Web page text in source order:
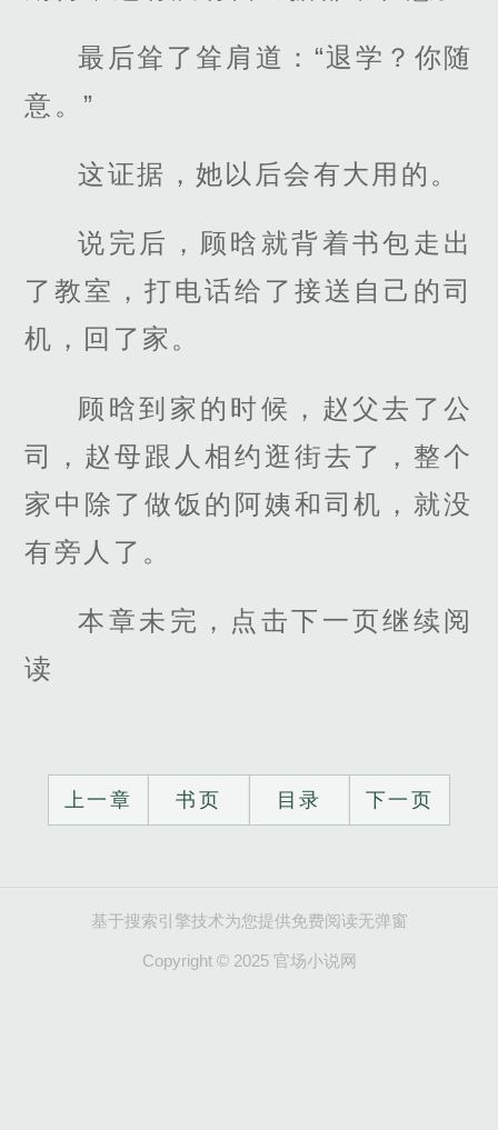
最后耸了耸肩道：“退学？你随
意。”
这证据，她以后会有大用的。
说完后，顾晗就背着书包走出
了教室，打电话给了接送自己的司
机，回了家。
顾晗到家的时候，赵父去了公
司，赵母跟人相约逛街去了，整个
家中除了做饭的阿姨和司机，就没
有旁人了。
本章未完，点击下一页继续阅
读
上一章 书页 目录 下一页
基于搜索引擎技术为您提供免费阅读无弹窗
Copyright © 2025 官场小说网